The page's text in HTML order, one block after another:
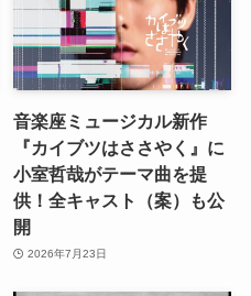
音楽座ミュージカル新作
『カイブツはささやく』に
小室哲哉がテーマ曲を提
供！全キャスト（案）も公
開
2026年7月23日